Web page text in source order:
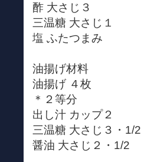
酢 大さじ３
三温糖 大さじ１
塩 ふたつまみ
油揚げ材料
油揚げ ４枚
＊２等分
出し汁 カップ２
三温糖 大さじ３・1/2
醤油 大さじ２・1/2